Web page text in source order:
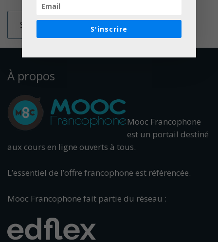
À propos
Mooc Francophone
est un portail destiné
aux cours en ligne ouverts à tous.
L’essentiel de l’offre francophone est référencée.
Mooc Francophone fait partie du réseau :
S'inscrire